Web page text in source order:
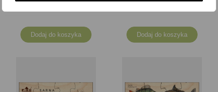
Dodaj do koszyka Dodaj do koszyka